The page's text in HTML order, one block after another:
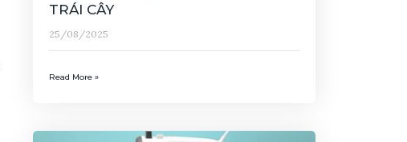
TRÁI CÂY
25/08/2025
Read More »